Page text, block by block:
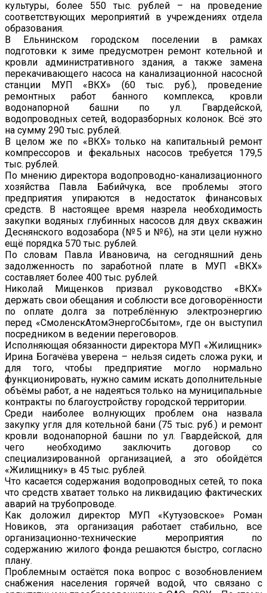
культуры, более 550 тыс. рублей – на проведение
соответствующих мероприятий в учреждениях отдела
образования.
В Ельнинском городском поселении в рамках
подготовки к зиме предусмотрен ремонт котельной и
кровли административного здания, а также замена
перекачивающего насоса на канализационной насосной
станции МУП «ВКХ» (60 тыс. руб.), проведение
ремонтных работ банного комплекса, кровли
водонапорной башни по ул. Гвардейской,
водопроводных сетей, водоразборных колонок. Всё это
на сумму 290 тыс. рублей.
В целом же по «ВКХ» только на капитальный ремонт
компрессоров и фекальных насосов требуется 179,5
тыс. рублей.
По мнению директора водопроводно-канализационного
хозяйства Павла Бабийчука, все проблемы этого
предприятия упираются в недостаток финансовых
средств. В настоящее время назрела необходимость
закупки водяных глубинных насосов для двух скважин
Деснянского водозабора (№5 и №6), на эти цели нужно
ещё порядка 570 тыс. рублей.
По словам Павла Ивановича, на сегодняшний день
задолженность по заработной плате в МУП «ВКХ»
составляет более 400 тыс. рублей.
Николай Мищенков призвал руководство «ВКХ»
держать свои обещания и соблюсти все договорённости
по оплате долга за потреблённую электроэнергию
перед «СмоленскАтомЭнергоСбытом», где он выступил
посредником в ведении переговоров.
Исполняющая обязанности директора МУП «Жилищник»
Ирина Богачёва уверена – нельзя сидеть сложа руки, и
для того, чтобы предприятие могло нормально
функционировать, нужно самим искать дополнительные
объёмы работ, а не надеяться только на муниципальные
контракты по благоустройству городской территории.
Среди наиболее волнующих проблем она назвала
закупку угля для котельной бани (75 тыс. руб.) и ремонт
кровли водонапорной башни по ул. Гвардейской, для
чего необходимо заключить договор со
специализированной организацией, а это обойдётся
«Жилищнику» в 45 тыс. рублей.
Что касается содержания водопроводных сетей, то пока
что средств хватает только на ликвидацию фактических
аварий на трубопроводе.
Как доложил директор МУП «Кутузовское» Роман
Новиков, эта организация работает стабильно, все
организационно-технические мероприятия по
содержанию жилого фонда решаются быстро, согласно
плану.
Проблемным остаётся пока вопрос с возобновлением
снабжения населения горячей водой, что связано с